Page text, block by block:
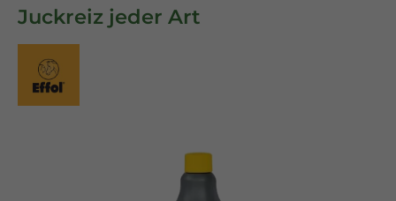
Juckreiz jeder Art